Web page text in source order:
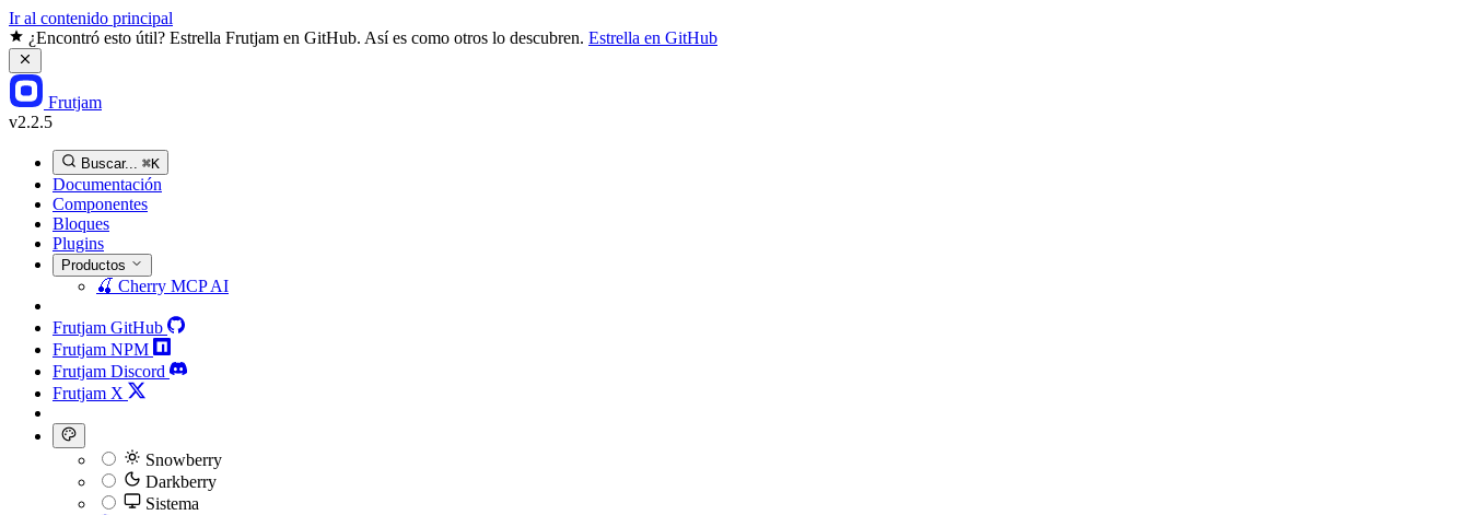
Ir al contenido principal
¿Encontró esto útil? Estrella Frutjam en GitHub. Así es como otros lo descubren. Estrella en GitHub
Frutjam
v2.2.5
Buscar... ⌘K
Documentación
Componentes
Bloques
Plugins
Productos
🍒 Cherry MCPAI
Frutjam GitHub
Frutjam NPM
Frutjam Discord
Frutjam X
Snowberry
Darkberry
Sistema